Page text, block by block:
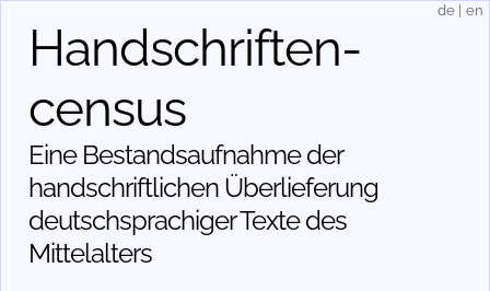
Handschriften­
census
Eine Bestandsaufnahme der
handschriftlichen Über­lieferung
deutschsprachiger Texte des
Mittelalters
de en